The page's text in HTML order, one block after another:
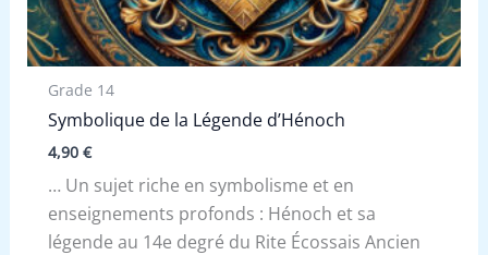
Grade 14
Symbolique de la Légende d’Hénoch
4,90 €
… Un sujet riche en symbolisme et en
enseignements profonds : Hénoch et sa
légende au 14e degré du Rite Écossais Ancien